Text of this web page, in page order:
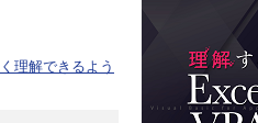
理解できるよう